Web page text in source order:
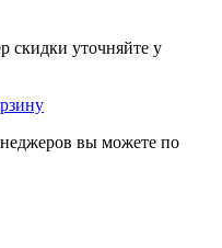
скидки уточняйте у
вы можете по